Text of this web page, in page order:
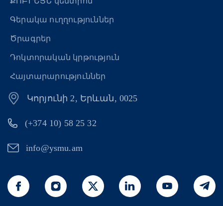
Գերակա ուղղություններ
Ծրագրեր
Դոկտորական կրթություն
Հայտարարություններ
Կորյունի 2, Երևան, 0025
(+374 10) 58 25 32
info@ysmu.am